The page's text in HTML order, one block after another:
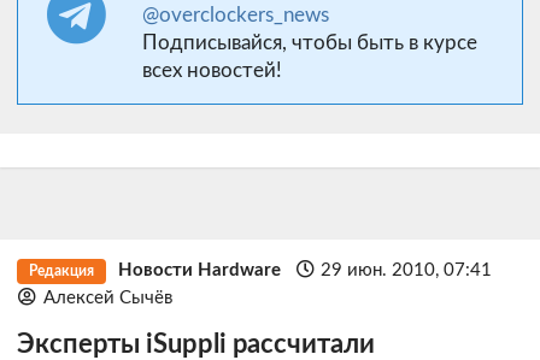
@overclockers_news
Подписывайся, чтобы быть в курсе
всех новостей!
Редакция Новости Hardware
29 июн. 2010, 07:41
Алексей Сычёв
Эксперты iSuppli рассчитали